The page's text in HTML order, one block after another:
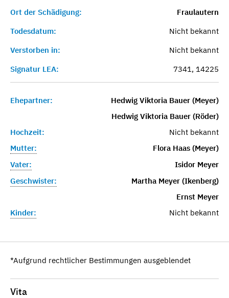
Ort der Schädigung:
Fraulautern
Todesdatum:
Nicht bekannt
Verstorben in:
Nicht bekannt
Signatur LEA:
7341, 14225
Ehepartner:
Hedwig Viktoria Bauer (Meyer)
Hedwig Viktoria Bauer (Röder)
Hochzeit:
Nicht bekannt
Mutter:
Flora Haas (Meyer)
Vater:
Isidor Meyer
Geschwister:
Martha Meyer (Ikenberg)
Ernst Meyer
Kinder:
Nicht bekannt
*Aufgrund rechtlicher Bestimmungen ausgeblendet
Vita